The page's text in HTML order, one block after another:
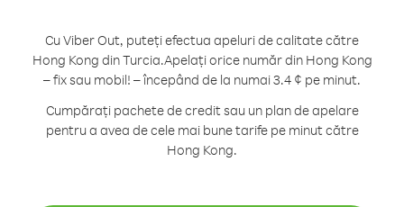
Cu Viber Out, puteți efectua apeluri de calitate către
Hong Kong din Turcia.Apelați orice număr din Hong Kong
– fix sau mobil! – începând de la numai 3.4 ¢ pe minut.
Cumpărați pachete de credit sau un plan de apelare
pentru a avea de cele mai bune tarife pe minut către
Hong Kong.